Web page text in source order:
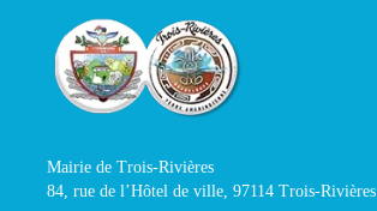
Mairie de Trois-Rivières
84, rue de l’Hôtel de ville, 97114 Trois-